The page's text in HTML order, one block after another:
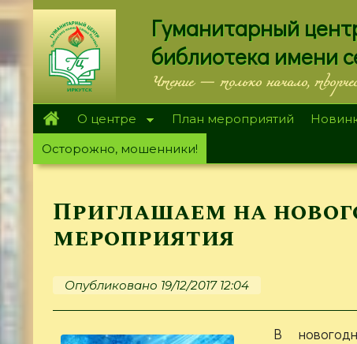
Перейти
к
основному
содержанию
Гуманитарный
библиотека имени
Чтение — только начало,
О центре План мероприятий
Осторожно, мошенники!
Приглашаем на
мероприятия
Опубликовано 19/12/2017 12:04
В